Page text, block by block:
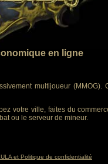
en ligne
multijoueur (MMOG).
votre ville, faites du
ou le serveur de mineur.
et Politique de confidentialité